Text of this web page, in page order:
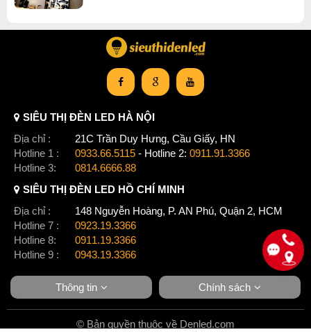
SIÊU THỊ ĐÈN LED HÀ NỘI
Địa chỉ :
21C Trần Duy Hưng, Cầu Giấy, HN
Hotline 1 :
0933.66.5115 - Hotline 2: 0911.91.3366
Hotline 3:
0814.6666.88
SIÊU THỊ ĐÈN LED HỒ CHÍ MINH
Địa chỉ :
148 Nguyễn Hoàng, P. AN Phú, Quận 2, HCM
Hotline 7 :
0923.19.3366
Hotline 8:
0911.19.3366
Hotline 9 :
0943.19.3366
Thông tin Chính sách
© Bản quyền thuộc về Denled.com